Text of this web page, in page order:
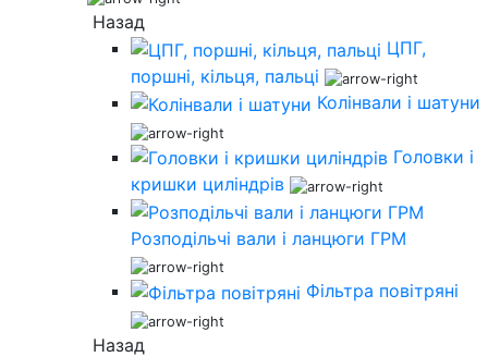
Назад
ЦПГ,
поршні, кільця, пальці
Колінвали і шатуни
Головки і
кришки циліндрів
Розподільчі вали і ланцюги ГРМ
Фільтра повітряні
Назад